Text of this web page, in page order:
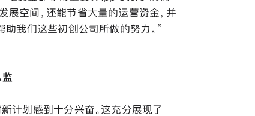
空间，还能节省大量的运营资金，并
我们这些初创公司所做的努力。”
计划感到十分兴奋。这充分展现了